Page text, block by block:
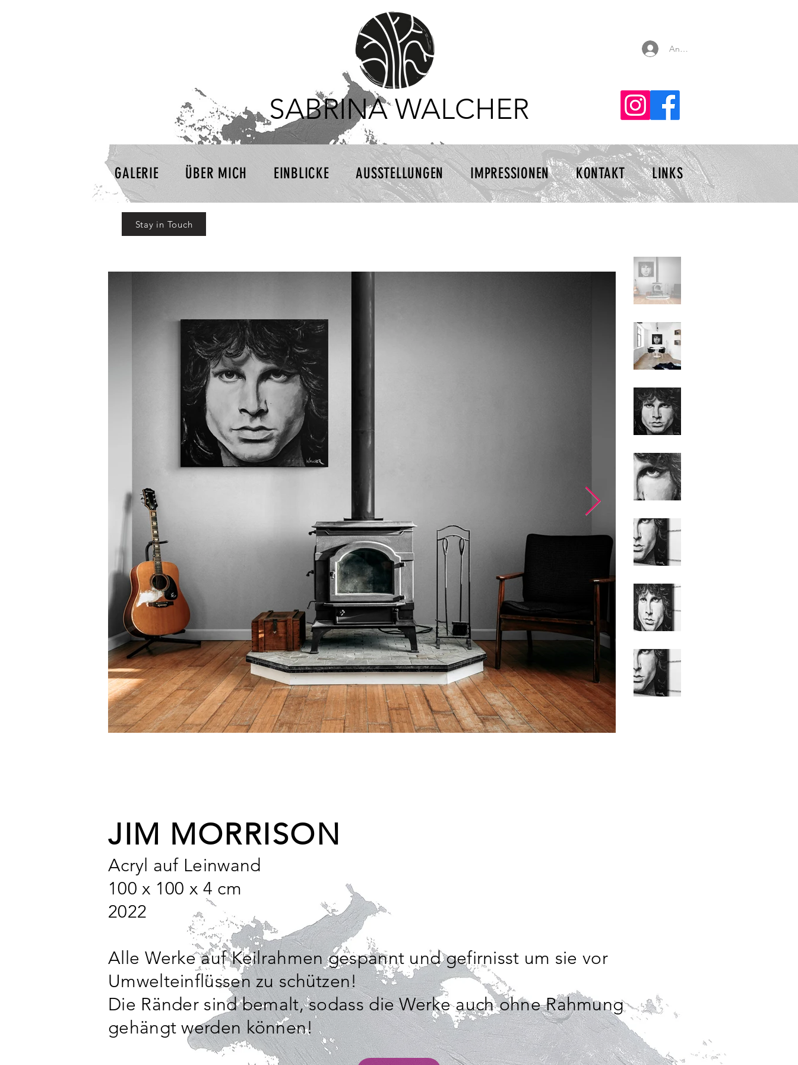
SABRINA WALCHER
Anmelden
JIM MORRISON
Acryl auf Leinwand
100 x 100 x 4 cm
2022
Alle Werke auf Keilrahmen gespannt und gefirnisst um sie vor
Umwelteinflüssen zu schützen!
Die Ränder sind bemalt, sodass die Werke auch ohne Rahmung
gehängt werden können!
GALERIE ÜBER MICH EINBLICKE AUSSTELLUNGEN IMPRESSIONEN KONTAKT LINKS
Stay in Touch